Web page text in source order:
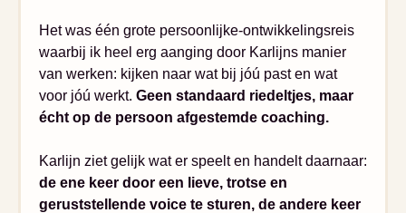
Het was één grote persoonlijke-ontwikkelingsreis
waarbij ik heel erg aanging door Karlijns manier
van werken: kijken naar wat bij jóú past en wat
voor jóú werkt. Geen standaard riedeltjes, maar
écht op de persoon afgestemde coaching.
Karlijn ziet gelijk wat er speelt en handelt daarnaar:
de ene keer door een lieve, trotse en
geruststellende voice te sturen, de andere keer